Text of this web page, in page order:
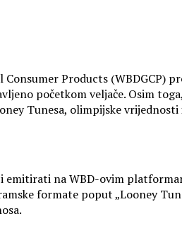
Products (WBDGCP)
početkom veljače. Osim
Tunesa, olimpijske
emitirati na WBD-ovim
formate poput „Looney